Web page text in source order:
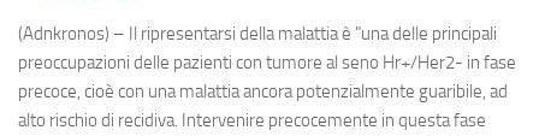
(Adnkronos) – Il ripresentarsi della malattia è "una delle principali
preoccupazioni delle pazienti con tumore al seno Hr+/Her2- in fase
precoce, cioè con una malattia ancora potenzialmente guaribile, ad
alto rischio di recidiva. Intervenire precocemente in questa fase